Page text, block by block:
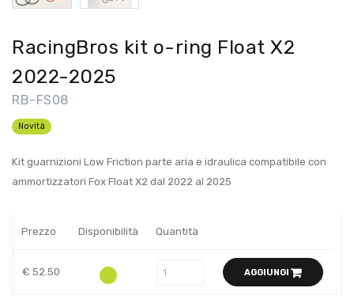
RacingBros kit o-ring Float X2
2022-2025
RB-FS08
Novità
Kit guarnizioni Low Friction parte aria e idraulica compatibile con
ammortizzatori Fox Float X2 dal 2022 al 2025
Prezzo Disponibilità Quantità
€ 52.50 AGGIUNGI